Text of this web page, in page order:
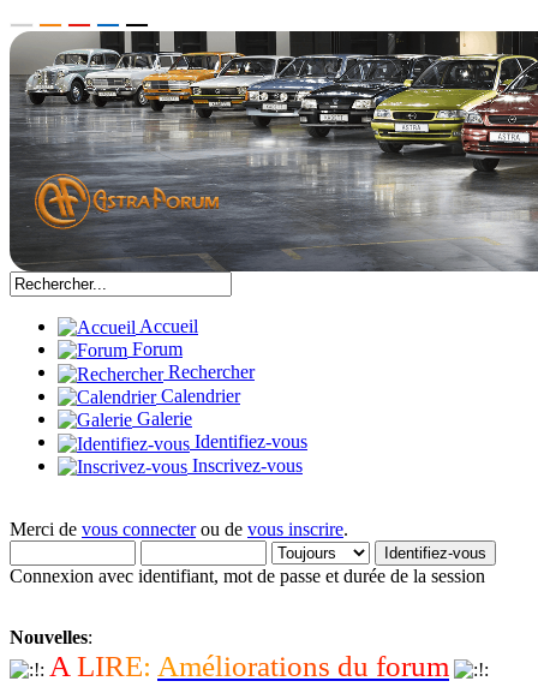
Accueil
Forum
Rechercher
Calendrier
Galerie
Identifiez-vous
Inscrivez-vous
Merci de vous connecterou de vous inscrire.
Connexion avec identifiant, mot de passe et durée de la session
Nouvelles:
A LIRE: Améliorations du forum